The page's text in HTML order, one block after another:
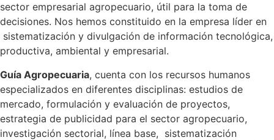
sector empresarial agropecuario, útil para la toma de
decisiones. Nos hemos constituido en la empresa líder en
sistematización y divulgación de información tecnológica,
productiva, ambiental y empresarial.
Guía Agropecuaria, cuenta con los recursos humanos
especializados en diferentes disciplinas: estudios de
mercado, formulación y evaluación de proyectos,
estrategia de publicidad para el sector agropecuario,
investigación sectorial, línea base, sistematización